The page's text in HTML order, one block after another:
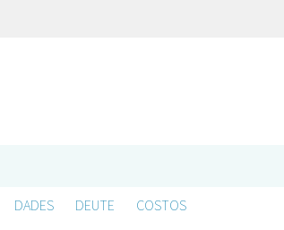
DADES DEUTE COSTOS